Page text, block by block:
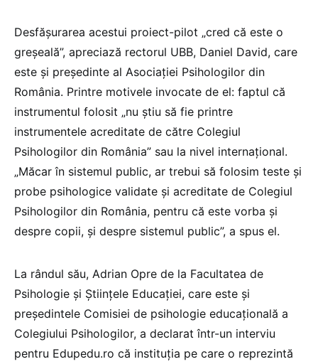
Desfășurarea acestui proiect-pilot „cred că este o
greșeală”, apreciază rectorul UBB, Daniel David, care
este și președinte al Asociației Psihologilor din
România. Printre motivele invocate de el: faptul că
instrumentul folosit „nu știu să fie printre
instrumentele acreditate de către Colegiul
Psihologilor din România” sau la nivel internațional.
„Măcar în sistemul public, ar trebui să folosim teste și
probe psihologice validate și acreditate de Colegiul
Psihologilor din România, pentru că este vorba și
despre copii, și despre sistemul public”, a spus el.
La rândul său, Adrian Opre de la Facultatea de
Psihologie și Științele Educației, care este și
președintele Comisiei de psihologie educațională a
Colegiului Psihologilor, a declarat într-un interviu
pentru Edupedu.ro că instituția pe care o reprezintă